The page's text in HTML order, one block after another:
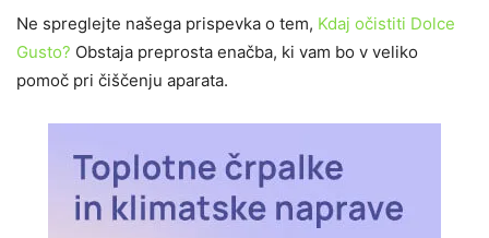
Ne spreglejte našega prispevka o tem, Kdaj očistiti Dolce
Gusto? Obstaja preprosta enačba, ki vam bo v veliko
pomoč pri čiščenju aparata.